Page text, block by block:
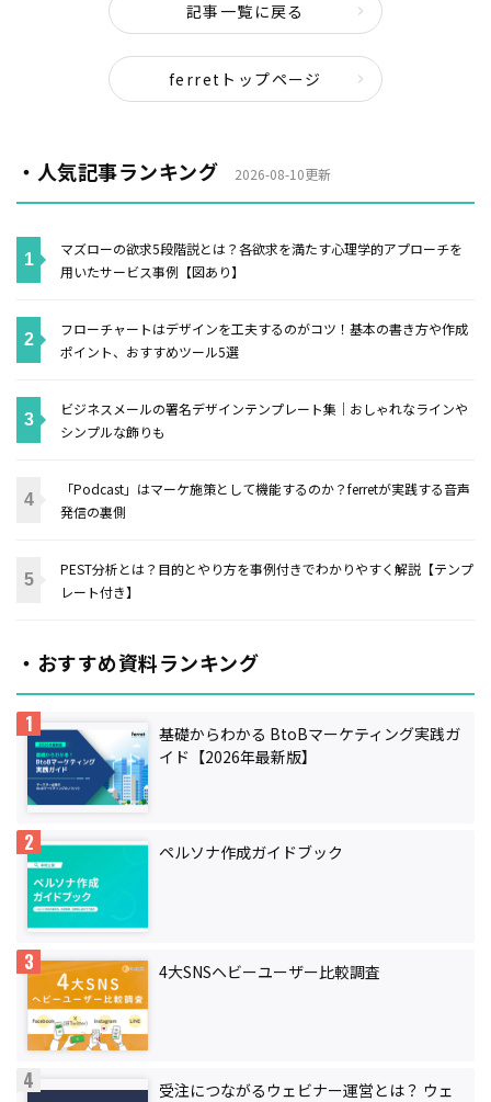
記事一覧に戻る
ferretトップページ
・人気記事ランキング 2026-08-10更新
マズローの欲求5段階説とは？各欲求を満たす心理学的アプローチを
用いたサービス事例【図あり】
フローチャートはデザインを工夫するのがコツ！基本の書き方や作成
ポイント、おすすめツール5選
ビジネスメールの署名デザインテンプレート集｜おしゃれなラインや
シンプルな飾りも
「Podcast」はマーケ施策として機能するのか？ferretが実践する音声
発信の裏側
PEST分析とは？目的とやり方を事例付きでわかりやすく解説【テンプ
レート付き】
・おすすめ資料ランキング
基礎からわかる BtoBマーケティング実践ガ
イド【2026年最新版】
ペルソナ作成ガイドブック
4大SNSヘビーユーザー比較調査
受注につながるウェビナー運営とは？ ウェ